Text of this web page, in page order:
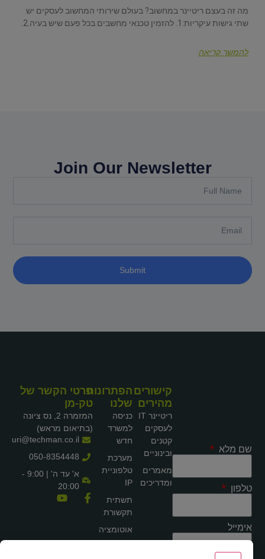
מה זה בעצם ריטיינר במחשוב? בעולם שירותי המחשוב לעסקים יש
שתי גישות עיקריות:1. להזמין טכנאי מחשבים בכל פעם שיש בעיה.2.
להמשך קריאה
Join Our Newsletter
Submit
פרטי הקשר של
טק-מן
המזמרה 2, נס ציונה
(בתיאום מראש)
uri@techman.co.il
050-8354448
א' עד ה' | 9:00 -
20:00
הפתרונות
שלנו
כניסה
למשרד
חדש
מערכת
טלפוניית
IP
תשתית
תקשורת
אוטומציה
עסקית
קישורים
מהירים
ריטיינר IT
לעסקים
קטנים
ובינוניים
מאמרים
ומדריכים
שם מלא
טלפון
אימייל